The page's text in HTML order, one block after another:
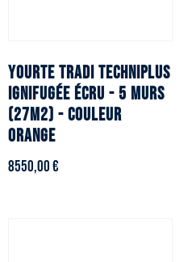
YOURTE TRADI TECHNIPLUS
ignifugée écru - 5 murs
(27m2) - Couleur
orange
8550,00€